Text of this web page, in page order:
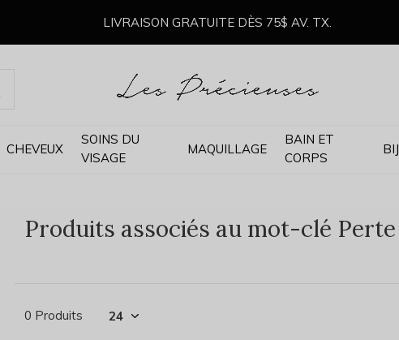
CHEVEUX
SOINS DU
VISAGE
MAQUILLAGE
BAIN ET
CORPS
LIVRAISON GRATUITE DÈS 75$ AV. TX.
Produits associés au mot-clé
0 Produits